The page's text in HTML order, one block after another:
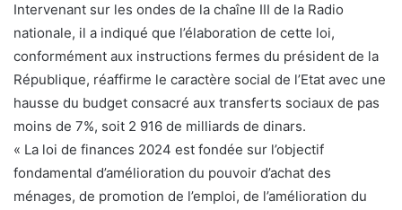
Intervenant sur les ondes de la chaîne III de la Radio
nationale, il a indiqué que l’élaboration de cette loi,
conformément aux instructions fermes du président de la
République, réaffirme le caractère social de l’Etat avec une
hausse du budget consacré aux transferts sociaux de pas
moins de 7%, soit 2 916 de milliards de dinars.
« La loi de finances 2024 est fondée sur l’objectif
fondamental d’amélioration du pouvoir d’achat des
ménages, de promotion de l’emploi, de l’amélioration du